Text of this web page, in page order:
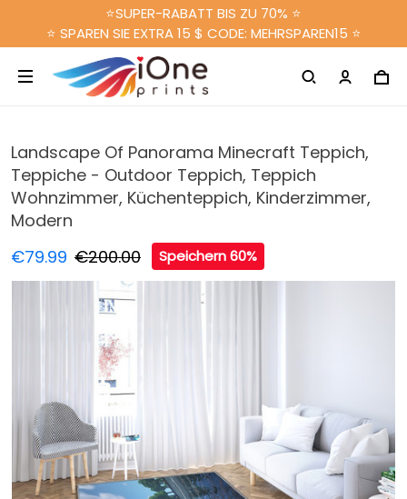
⭐SUPER-RABATT BIS ZU 70% ⭐
⭐ SPAREN SIE EXTRA 15 $ CODE: MEHRSPAREN15 ⭐
Landscape Of Panorama Minecraft Teppich,
Teppiche - Outdoor Teppich, Teppich
Wohnzimmer, Küchenteppich, Kinderzimmer,
Modern
€79.99 €200.00 Speichern 60%